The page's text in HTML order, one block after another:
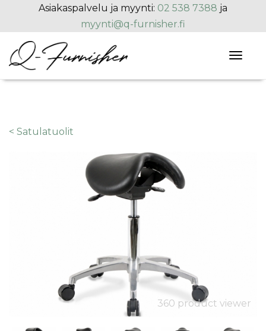
Hyppää pääsisältöön
Asiakaspalvelu ja myynti: 02 538 7388 ja
myynti@q-furnisher.fi
< Satulatuolit
360 product viewer